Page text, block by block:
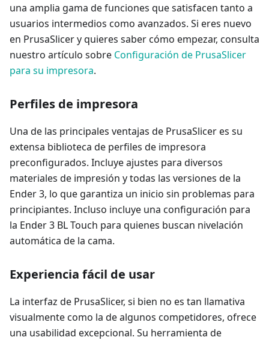
una amplia gama de funciones que satisfacen tanto a
usuarios intermedios como avanzados. Si eres nuevo
en PrusaSlicer y quieres saber cómo empezar, consulta
nuestro artículo sobre Configuración de PrusaSlicer
para su impresora.
Perfiles de impresora
Una de las principales ventajas de PrusaSlicer es su
extensa biblioteca de perfiles de impresora
preconfigurados. Incluye ajustes para diversos
materiales de impresión y todas las versiones de la
Ender 3, lo que garantiza un inicio sin problemas para
principiantes. Incluso incluye una configuración para
la Ender 3 BL Touch para quienes buscan nivelación
automática de la cama.
Experiencia fácil de usar
La interfaz de PrusaSlicer, si bien no es tan llamativa
visualmente como la de algunos competidores, ofrece
una usabilidad excepcional. Su herramienta de